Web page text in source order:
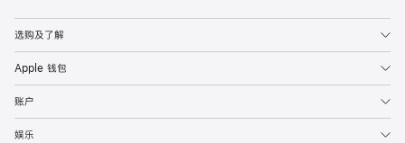
选购及了解
Apple 钱包
账户
娱乐